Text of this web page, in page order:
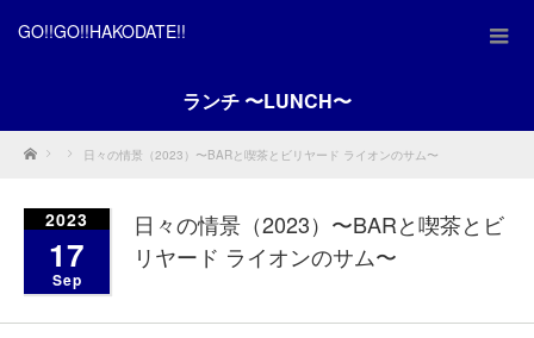
GO!!GO!!HAKODATE!!
ランチ 〜LUNCH〜
Home 日々の情景（2023）〜BARと喫茶とビリヤード ライオンのサム〜
2023
17
Sep
日々の情景（2023）〜BARと喫茶とビ
リヤード ライオンのサム〜